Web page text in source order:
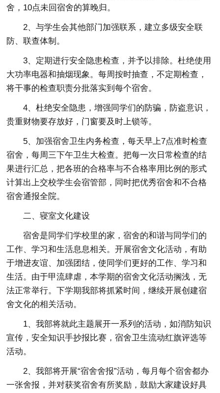
舍，10点未回宿舍的算晚归。
2、与学生会其他部门加强联系，建立多级安全联
防、联查体制。
3、定期进行安全隐患检查，并予以排除。杜绝使用
大功率电器和抽烟现象。每周按时抽查，不定期检查，
将干事的检查职责分批落实到每个宿舍。
4、杜绝安全隐患，增强同学们的防骗，防盗意识，
贵重财物要存放好，门窗要及时上锁等。
5、加强宿舍卫生内务检查，每天早上7点准时检查
宿舍，每周三下午卫生大检查。把每一次日常检查的结
果进行汇总，把各班的合格率与不合格率用比例的形式
计算出上交校学生会宿管部，同时把优秀宿舍和不合格
宿舍通报全院。
二、寝室文化建设
宿舍是同学们学校里的家，宿舍的和谐与同学们的
工作、学习和生活息息相关。开展宿舍文化活动，有助
于增进友谊、加强团结，使同学们更好的工作、学习和
生活。由于甲流肆虐，本学期的宿舍文化活动搁浅，无
法正常举行。下学期我部将抓紧时间，继续开展创建宿
舍文化的相关活动。
1、我部将就此主题展开一系列的活动，如消防知识
宣传，安全知识手抄报比赛，宿舍卫生流动红旗评选等
活动。
2、我部将开展“宿舍舍报”活动，每月每个宿舍都办
一张舍报，并对获奖宿舍有所奖励，鼓励大家建设好具